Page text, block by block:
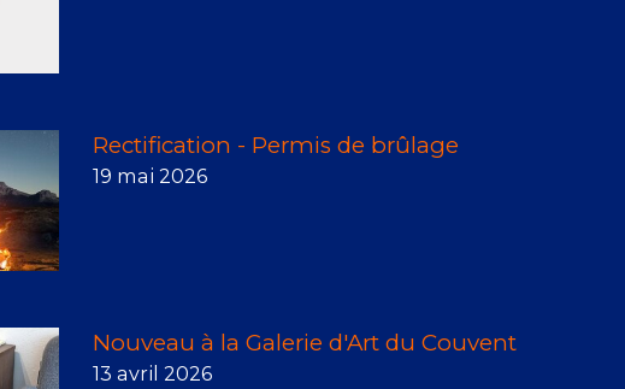
Rectification - Permis de brûlage
19 mai 2026
Nouveau à la Galerie d'Art du Couvent
13 avril 2026